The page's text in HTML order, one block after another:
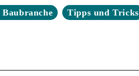
Baubranche Tipps und Tricks